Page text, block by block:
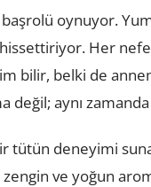
başrolü oynuyor.
Her
bilir, belki de
değil; aynı zamanda
tütün deneyimi
ve yoğun